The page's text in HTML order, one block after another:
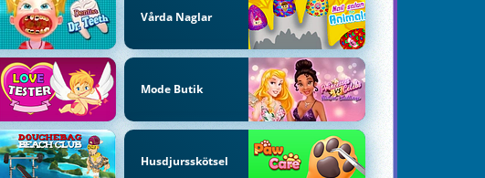
Vårda Naglar
Mode Butik
Husdjursskötsel